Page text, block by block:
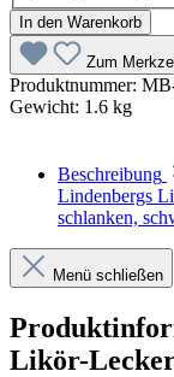
In den Warenkorb
Zum
Produktnummer:
Gewicht: 1.6 kg
Beschreibung
Lindenbergs
schlanken,
Menü schließen
Likör-